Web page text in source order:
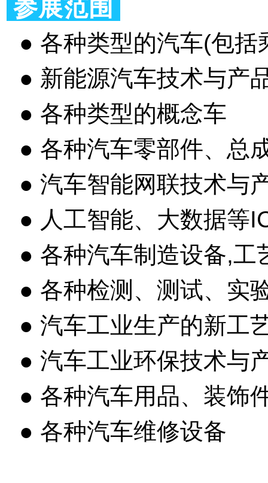
参展范围
● 各种类型的汽车(包
● 新能源汽车技术与产
● 各种类型的概念车
● 各种汽车零部件、总
● 汽车智能网联技术与
● 人工智能、大数据等
● 各种汽车制造设备,工
● 各种检测、测试、实
● 汽车工业生产的新工
● 汽车工业环保技术与
● 各种汽车用品、装饰
● 各种汽车维修设备